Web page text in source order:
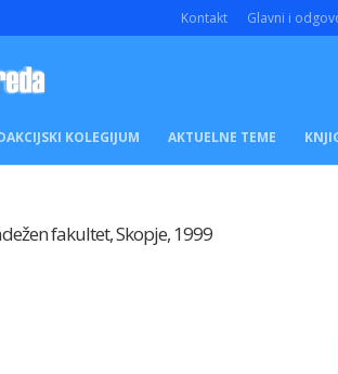
Kontakt Glavni i
KOLEGIJUM AKTUELNE TEME
fakultet, Skopje, 1999